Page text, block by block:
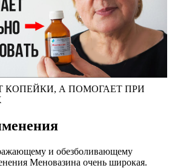
КОПЕЙКИ, А ПОМОГАЕТ ПРИ
и обезболивающему
Меновазина очень широкая.